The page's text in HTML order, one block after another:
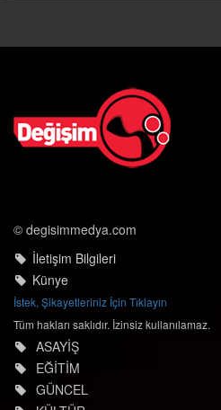
© degisimmedya.com
İletişim Bilgileri
Künye
İstek, Şikayetleriniz İçin Tıklayın
Tüm hakları saklıdır. İzinsiz kullanılamaz.
ASAYİŞ
EĞİTİM
GÜNCEL